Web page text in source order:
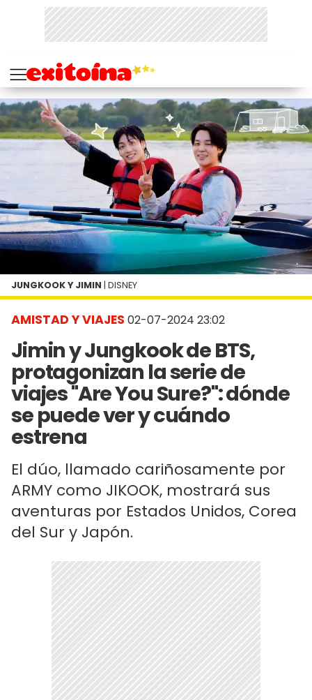
AMISTAD Y VIAJES 02-07-2024 23:02
Jimin y Jungkook de BTS,
protagonizan la serie de
viajes "Are You Sure?": dónde
se puede ver y cuándo
estrena
El dúo, llamado cariñosamente por
ARMY como JIKOOK, mostrará sus
aventuras por Estados Unidos, Corea
del Sur y Japón.
JUNGKOOK Y JIMIN | DISNEY